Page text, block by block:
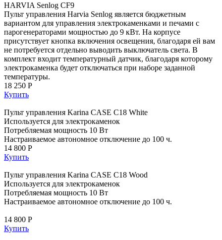
HARVIA Senlog CF9
Пульт управления Harvia Senlog является бюджетным
вариантом для управления электрокаменками и печами с
парогенераторами мощностью до 9 кВт. На корпусе
присутствует кнопка включения освещения, благодаря ей вам
не потребуется отдельно выводить выключатель света. В
комплект входит температурный датчик, благодаря которому
электрокаменка будет отключаться при наборе заданной
температуры.
18 250 Р
Купить
Пульт управления Karina CASE C18 White
Используется для электрокаменок
Потребляемая мощность 10 Вт
Настраиваемое автономное отключение до 100 ч.
14 800 Р
Купить
Пульт управления Karina CASE C18 Wood
Используется для электрокаменок
Потребляемая мощность 10 Вт
Настраиваемое автономное отключение до 100 ч.
14 800 Р
Купить